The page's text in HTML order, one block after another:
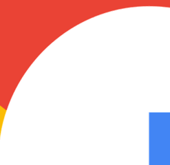
La Sole en Cadena 3